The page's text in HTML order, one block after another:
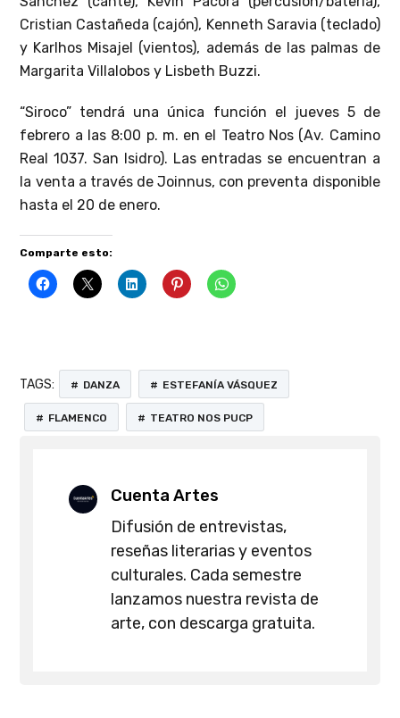
Cristian Castañeda (cajón), Kenneth Saravia (teclado)
y Karlhos Misajel (vientos), además de las palmas de
Margarita Villalobos y Lisbeth Buzzi.
“Siroco” tendrá una única función el jueves 5 de
febrero a las 8:00 p. m. en el Teatro Nos (Av. Camino
Real 1037. San Isidro). Las entradas se encuentran a
la venta a través de Joinnus, con preventa disponible
hasta el 20 de enero.
Comparte esto:
TAGS: DANZA ESTEFANÍA VÁSQUEZ
FLAMENCO TEATRO NOS PUCP
Cuenta Artes
Difusión de entrevistas,
reseñas literarias y eventos
culturales. Cada semestre
lanzamos nuestra revista de
arte, con descarga gratuita.